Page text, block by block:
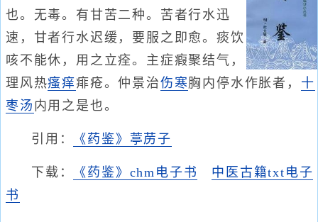
也。无毒。有甘苦二种。苦者行水迅
速，甘者行水迟缓，要服之即愈。痰饮
咳不能休，用之立痊。主症瘕聚结气，
理风热瘙痒痱疮。仲景治伤寒胸内停水作胀者， 十
枣汤 内用之是也。
引用： 《药鉴》葶苈子
下载： 《药鉴》chm电子书
中医古籍txt电子
书